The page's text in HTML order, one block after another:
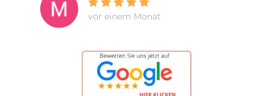
vor einem Monat